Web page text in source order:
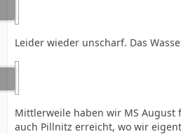
Leider wieder unscharf. Das
Mittlerweile haben wir MS
auch Pillnitz erreicht, wo wir